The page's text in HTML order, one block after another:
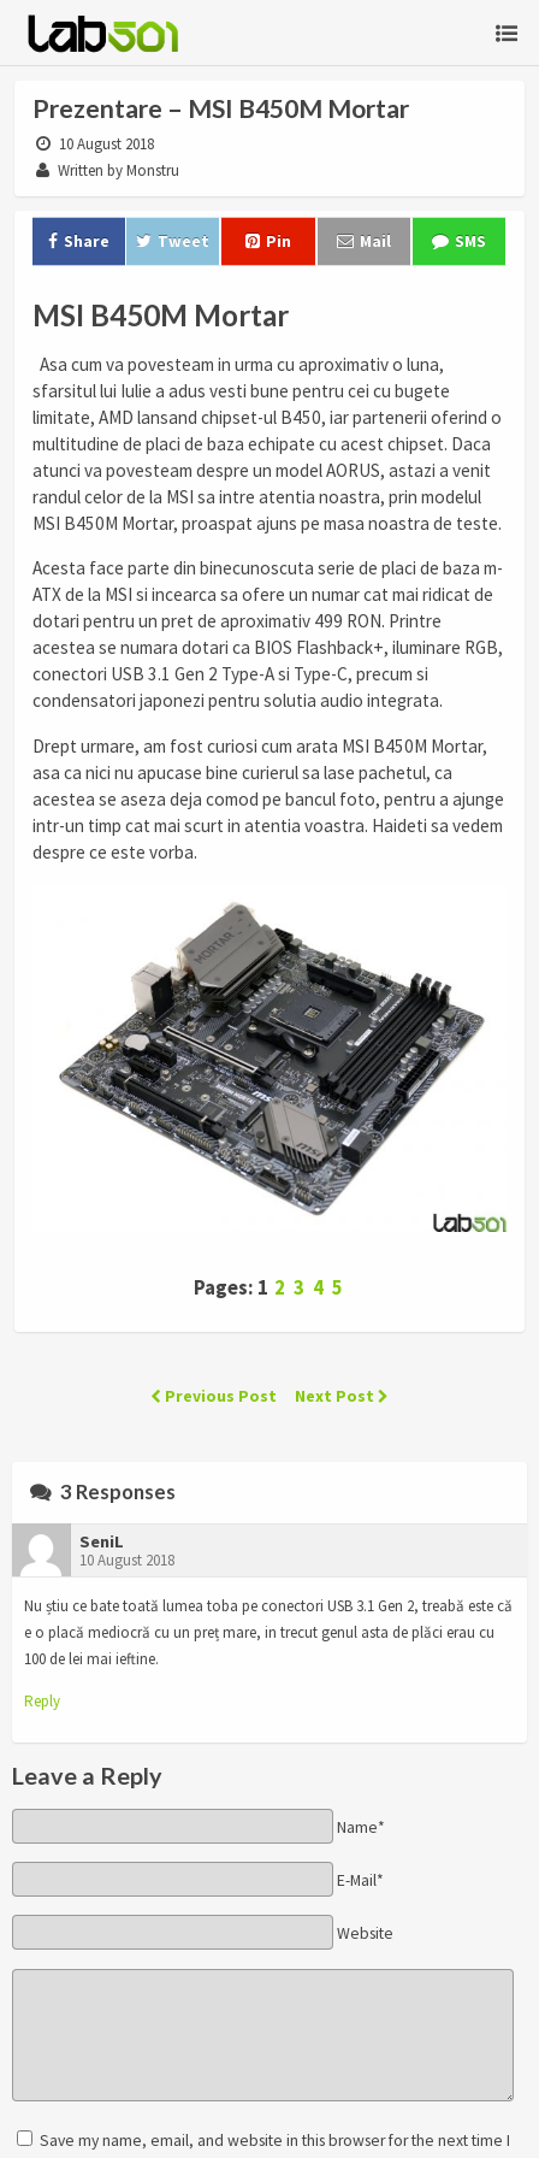
Prezentare – MSI B450M Mortar
10 August 2018
Written by Monstru
Share Tweet Pin Mail SMS
MSI B450M Mortar
Asa cum va povesteam in urma cu aproximativ o luna,
sfarsitul lui Iulie a adus vesti bune pentru cei cu bugete
limitate, AMD lansand chipset-ul B450, iar partenerii oferind o
multitudine de placi de baza echipate cu acest chipset. Daca
atunci va povesteam despre un model AORUS, astazi a venit
randul celor de la MSI sa intre atentia noastra, prin modelul
MSI B450M Mortar, proaspat ajuns pe masa noastra de teste.
Acesta face parte din binecunoscuta serie de placi de baza m-
ATX de la MSI si incearca sa ofere un numar cat mai ridicat de
dotari pentru un pret de aproximativ 499 RON. Printre
acestea se numara dotari ca BIOS Flashback+, iluminare RGB,
conectori USB 3.1 Gen 2 Type-A si Type-C, precum si
condensatori japonezi pentru solutia audio integrata.
Drept urmare, am fost curiosi cum arata MSI B450M Mortar,
asa ca nici nu apucase bine curierul sa lase pachetul, ca
acestea se aseza deja comod pe bancul foto, pentru a ajunge
intr-un timp cat mai scurt in atentia voastra. Haideti sa vedem
despre ce este vorba.
Pages: 1 2 3 4 5
Previous Post Next Post
3 Responses
SeniL
10 August 2018
Nu știu ce bate toată lumea toba pe conectori USB 3.1 Gen 2, treabă este că
e o placă mediocră cu un preț mare, in trecut genul asta de plăci erau cu
100 de lei mai ieftine.
Reply
Leave a Reply
Name*
E-Mail*
Website
Save my name, email, and website in this browser for the next time I